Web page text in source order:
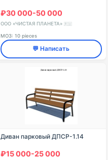
₽30 000-50 000
ООО «ЧИСТАЯ ПЛАНЕТА» 🇷🇺
МОЗ: 10 pieces
💬 Написать
Диван парковый ДПСР-1.14
₽15 000-25 000